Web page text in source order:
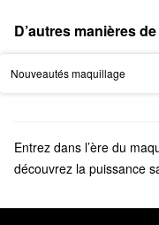
D’autres manières
Nouveautés maquillage
Entrez dans l’ère du
découvrez la puissance
les joues aux nuances